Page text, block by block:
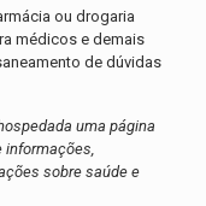
ou drogaria
médicos e demais
de dúvidas
uma página
informações,
sobre saúde e